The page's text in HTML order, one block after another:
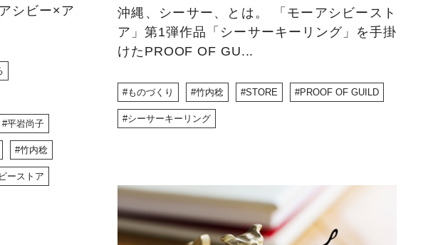
シビー×ア
平岩尚子
竹内稔
ーストア
沖縄、シーサー、とは。 「モーアシビースト
ア」第1弾作品「シーサーキーリング」を手掛
けたPROOF OF GU...
ものづくり 竹内稔 STORE PROOF OF GUILD
シーサーキーリング